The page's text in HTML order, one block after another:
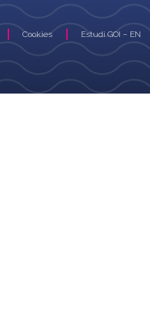
Cookies Estudi GOI – EN